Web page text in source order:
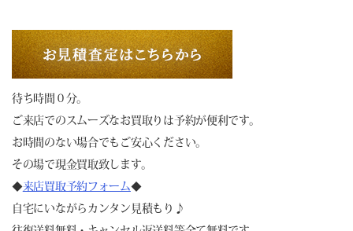
待ち時間０分。
ご来店でのスムーズなお買取りは予約が便利です。
お時間のない場合でもご安心ください。
その場で現金買取致します。
◆来店買取予約フォーム◆
自宅にいながらカンタン見積もり♪